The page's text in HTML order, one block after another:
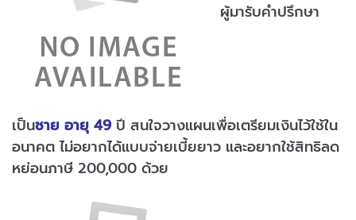
ผู้มารับคำปรึกษา
เป็นชาย อายุ 49ปี สนใจวางแผนเพื่อเตรียมเงินไว้ใช้ใน
อนาคต ไม่อยากได้แบบจ่ายเบี้ยยาว และอยากใช้สิทธิลด
หย่อนภาษี 200,000 ด้วย